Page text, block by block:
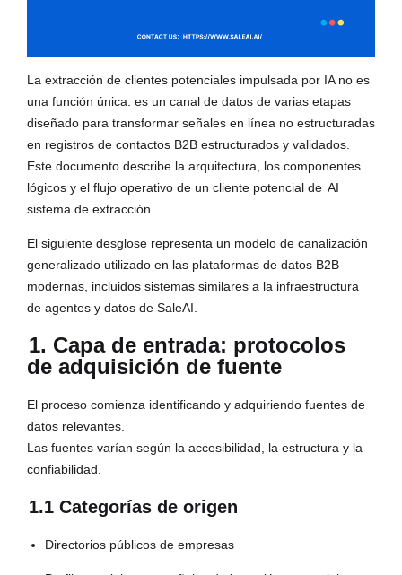
La extracción de clientes potenciales impulsada por IA no es
una función única: es un canal de datos de varias etapas
diseñado para transformar señales en línea no estructuradas
en registros de contactos B2B estructurados y validados.
Este documento describe la arquitectura, los componentes
lógicos y el flujo operativo de un cliente potencial de AI
sistema de extracción .
El siguiente desglose representa un modelo de canalización
generalizado utilizado en las plataformas de datos B2B
modernas, incluidos sistemas similares a la infraestructura
de agentes y datos de SaleAI.
1. Capa de entrada: protocolos
de adquisición de fuente
El proceso comienza identificando y adquiriendo fuentes de
datos relevantes.
Las fuentes varían según la accesibilidad, la estructura y la
confiabilidad.
1.1 Categorías de origen
Directorios públicos de empresas